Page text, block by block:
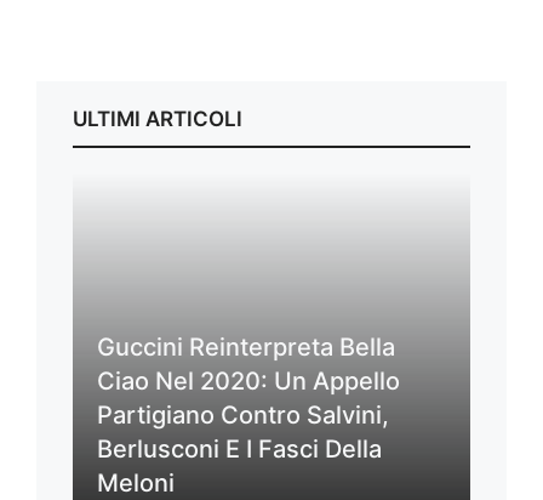
ULTIMI ARTICOLI
Guccini Reinterpreta Bella
Ciao Nel 2020: Un Appello
Partigiano Contro Salvini,
Berlusconi E I Fasci Della
Meloni